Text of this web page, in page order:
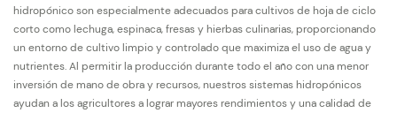
hidropónico son especialmente adecuados para cultivos de hoja de ciclo
corto como lechuga, espinaca, fresas y hierbas culinarias, proporcionando
un entorno de cultivo limpio y controlado que maximiza el uso de agua y
nutrientes. Al permitir la producción durante todo el año con una menor
inversión de mano de obra y recursos, nuestros sistemas hidropónicos
ayudan a los agricultores a lograr mayores rendimientos y una calidad de